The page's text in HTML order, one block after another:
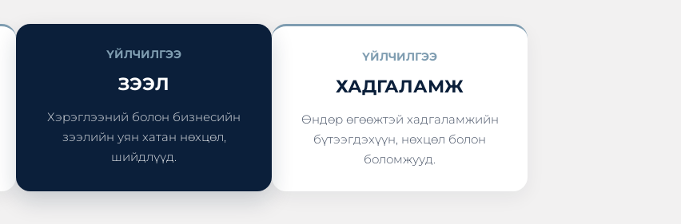
ҮЙЛЧИЛГЭЭ
ЗЭЭЛ
Хэрэглээний болон бизнесийн
зээлийн уян хатан нөхцөл,
шийдлүүд.
ҮЙЛЧИЛГЭЭ
ХАДГАЛАМЖ
Өндөр өгөөжтэй хадгаламжийн
бүтээгдэхүүн, нөхцөл болон
боломжууд.